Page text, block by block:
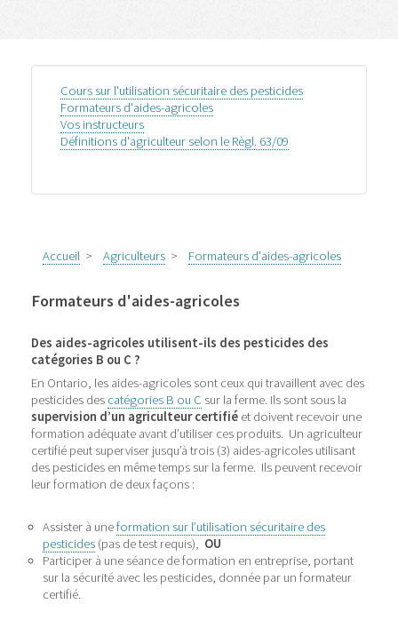
Cours sur l'utilisation sécuritaire des pesticides
Formateurs d'aides-agricoles
Vos instructeurs
Définitions d'agriculteur selon le Règl. 63/09
Accueil >Agriculteurs > Formateurs d'aides-agricoles
Formateurs d'aides-agricoles
Des aides-agricoles utilisent-ils des pesticides des
catégories B ou C ?
En Ontario, les aides-agricoles sont ceux qui travaillent avec des
pesticides des catégories B ou C sur la ferme. Ils sont sous la
supervision d’un agriculteur certifié et doivent recevoir une
formation adéquate avant d’utiliser ces produits. Un agriculteur
certifié peut superviser jusqu’à trois (3) aides-agricoles utilisant
des pesticides en même temps sur la ferme. Ils peuvent recevoir
leur formation de deux façons :
Assister à uneformation sur l’utilisation sécuritaire des
pesticides (pas de test requis), OU
Participer à une séance de formation en entreprise, portant
sur la sécurité avec les pesticides, donnée par un formateur
certifié.